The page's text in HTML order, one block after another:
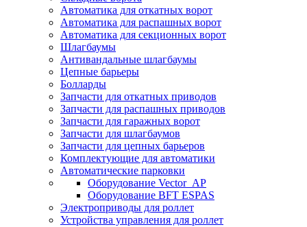
Автоматика для откатных ворот
Автоматика для распашных ворот
Автоматика для секционных ворот
Шлагбаумы
Антивандальные шлагбаумы
Цепные барьеры
Болларды
Запчасти для откатных приводов
Запчасти для распашных приводов
Запчасти для гаражных ворот
Запчасти для шлагбаумов
Запчасти для цепных барьеров
Комплектующие для автоматики
Автоматические парковки
Оборудование Vector_AP
Оборудование BFT ESPAS
Электроприводы для роллет
Устройства управления для роллет